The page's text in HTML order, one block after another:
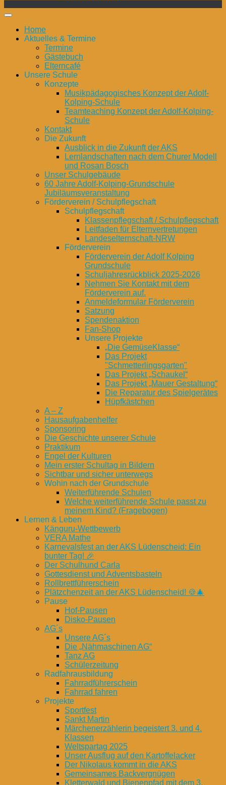
Home
Aktuelles & Termine
Termine
Gästebuch
Elterncafé
Unsere Schule
Konzepte
Musikpädagogisches Konzept der Adolf-
Kolping-Schule
Teamteaching Konzept der Adolf-Kolping-
Schule
Kontakt
Die Zukunft
Ausblick in die Zukunft der AKS
Lernlandschaften nach dem Churer Modell
und Rosan Bosch
Unser Schulgebäude
60 Jahre Adolf-Kolping-Grundschule
Jubiläumsveranstaltung
Förderverein / Schulpflegschaft
Schulpflegschaft
Klassenpflegschaft / Schulpflegschaft
Leitfaden für Elternvertretungen
Landeselternschaft-NRW
Förderverein
Förderverein der Adolf Kolping
Grundschule
Schuljahresrückblick 2025-2026
Nehmen Sie Kontakt mit dem
Förderverein auf.
Anmeldeformular Förderverein
Satzung
Spendenaktion
Fan-Shop
Unsere Projekte
„Die GemüseKlasse“
Das Projekt
"Schmetterlingsgarten"
Das Projekt „Schaukel“
Das Projekt „Mauer Gestaltung“
Die Reparatur des Spielgerätes
Hüpfkästchen
A – Z
Hausaufgabenhelfer
Sponsoring
Die Geschichte unserer Schule
Praktikum
Engel der Kulturen
Mein erster Schultag in Bildern
Sichtbar und sicher unterwegs
Wohin nach der Grundschule
Weiterführende Schulen
Welche weiterführende Schule passt zu
meinem Kind? (Fragebogen)
Lernen & Leben
Känguru-Wettbewerb
VERA Mathe
Karnevalsfest an der AKS Lüdenscheid: Ein
bunter Tag! 🎉
Der Schulhund Carla
Gottesdienst und Adventsbasteln
Rollbrettführerschein
Plätzchenzeit an der AKS Lüdenscheid! 🍪🎄
Pause
Hof-Pausen
Disko-Pausen
AG´s
Unsere AG´s
Die „Nähmaschinen AG“
Tanz AG
Schülerzeitung
Radfahrausbildung
Fahrradführerschein
Fahrrad fahren
Projekte
Sportfest
Sankt Martin
Märchenerzählerin begeistert 3. und 4.
Klassen
Weltspartag 2025
Unser Ausflug auf den Kartoffelacker
Der Nikolaus kommt in die AKS
Gemeinsames Backvergnügen
Kletterwald und Bienenpfad mit dem 3.